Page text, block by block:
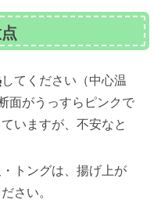
してください（中心温
面がうっすらピンクで
いますが、不安なと
トングは、揚げ上が
さい。